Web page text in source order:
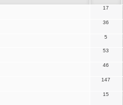
17
36
5
53
46
147
15